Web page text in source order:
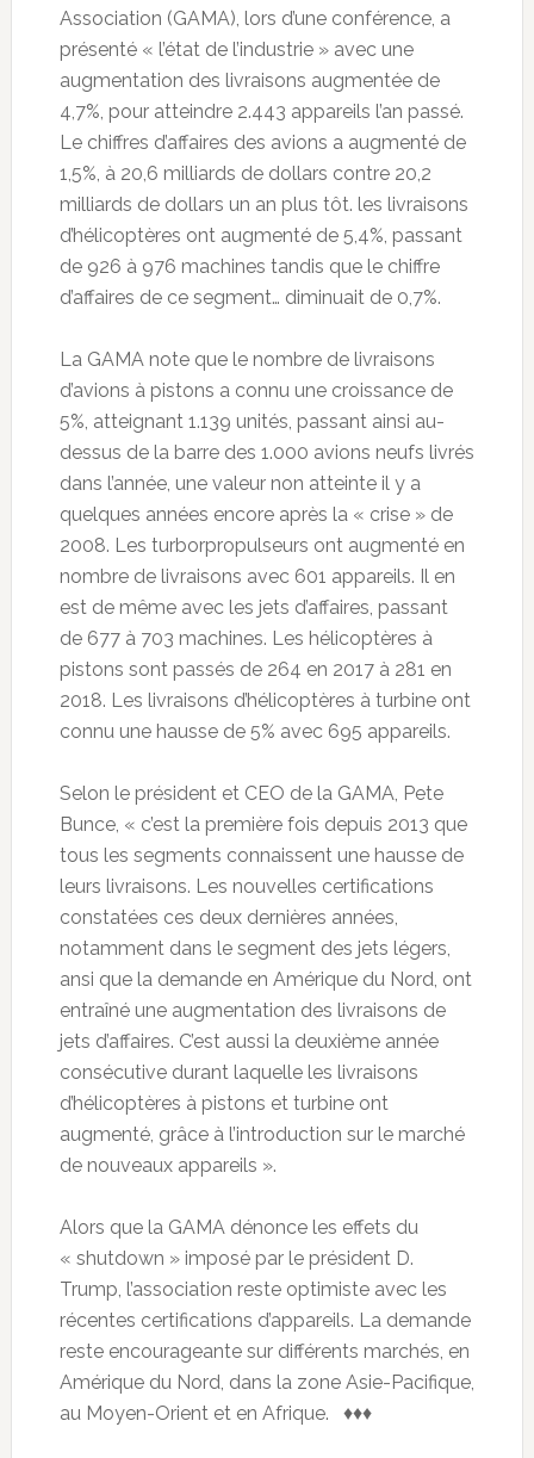
Association (GAMA), lors d’une conférence, a
présenté « l’état de l’industrie » avec une
augmentation des livraisons augmentée de
4,7%, pour atteindre 2.443 appareils l’an passé.
Le chiffres d’affaires des avions a augmenté de
1,5%, à 20,6 milliards de dollars contre 20,2
milliards de dollars un an plus tôt. les livraisons
d’hélicoptères ont augmenté de 5,4%, passant
de 926 à 976 machines tandis que le chiffre
d’affaires de ce segment… diminuait de 0,7%.
La GAMA note que le nombre de livraisons
d’avions à pistons a connu une croissance de
5%, atteignant 1.139 unités, passant ainsi au-
dessus de la barre des 1.000 avions neufs livrés
dans l’année, une valeur non atteinte il y a
quelques années encore après la « crise » de
2008. Les turborpropulseurs ont augmenté en
nombre de livraisons avec 601 appareils. Il en
est de même avec les jets d’affaires, passant
de 677 à 703 machines. Les hélicoptères à
pistons sont passés de 264 en 2017 à 281 en
2018. Les livraisons d’hélicoptères à turbine ont
connu une hausse de 5% avec 695 appareils.
Selon le président et CEO de la GAMA, Pete
Bunce, « c’est la première fois depuis 2013 que
tous les segments connaissent une hausse de
leurs livraisons. Les nouvelles certifications
constatées ces deux dernières années,
notamment dans le segment des jets légers,
ansi que la demande en Amérique du Nord, ont
entraîné une augmentation des livraisons de
jets d’affaires. C’est aussi la deuxième année
consécutive durant laquelle les livraisons
d’hélicoptères à pistons et turbine ont
augmenté, grâce à l’introduction sur le marché
de nouveaux appareils ».
Alors que la GAMA dénonce les effets du
« shutdown » imposé par le président D.
Trump, l’association reste optimiste avec les
récentes certifications d’appareils. La demande
reste encourageante sur différents marchés, en
Amérique du Nord, dans la zone Asie-Pacifique,
au Moyen-Orient et en Afrique. ♦♦♦